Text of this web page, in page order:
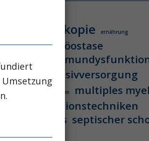
endoskopie ernährung
homöostase
intensivversorgung
mikrobiom
multiples
implantationstechniken
sepsis septischer